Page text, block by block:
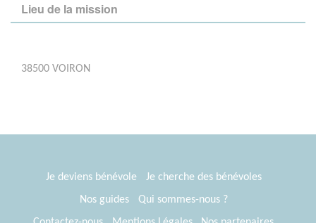
Lieu de la mission
38500 VOIRON
Je deviens bénévole
Je cherche des bénévoles
Nos guides
Qui sommes-nous ?